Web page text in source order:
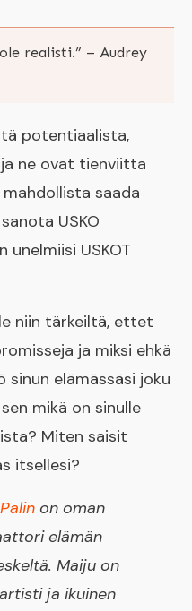
realisti.” – Audrey
potentiaalista,
ne ovat tienviitta
saada
USKO
unelmiisi USKOT
niin tärkeiltä, ettet
ja miksi ehkä
elämässäsi joku
mikä on sinulle
Miten saisit
itsellesi?
on oman
elämän
Maiju on
ja ikuinen